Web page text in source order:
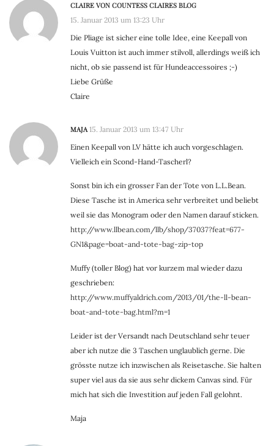
CLAIRE VON COUNTESS CLAIRES BLOG
15. Januar 2013 um 13:23 Uhr
Die Pliage ist sicher eine tolle Idee, eine Keepall von
Louis Vuitton ist auch immer stilvoll, allerdings weiß ich
nicht, ob sie passend ist für Hundeaccessoires ;-)
Liebe Grüße
Claire
MAJA 15. Januar 2013 um 13:47 Uhr
Einen Keepall von LV hätte ich auch vorgeschlagen.
Vielleich ein Scond-Hand-Tascherl?
Sonst bin ich ein grosser Fan der Tote von L.L.Bean.
Diese Tasche ist in America sehr verbreitet und beliebt
weil sie das Monogram oder den Namen darauf sticken.
http://www.llbean.com/llb/shop/37037?feat=677-
GN1&page=boat-and-tote-bag-zip-top
Muffy (toller Blog) hat vor kurzem mal wieder dazu
geschrieben:
http://www.muffyaldrich.com/2013/01/the-ll-bean-
boat-and-tote-bag.html?m=1
Leider ist der Versandt nach Deutschland sehr teuer
aber ich nutze die 3 Taschen unglaublich gerne. Die
grösste nutze ich inzwischen als Reisetasche. Sie halten
super viel aus da sie aus sehr dickem Canvas sind. Für
mich hat sich die Investition auf jeden Fall gelohnt.
Maja